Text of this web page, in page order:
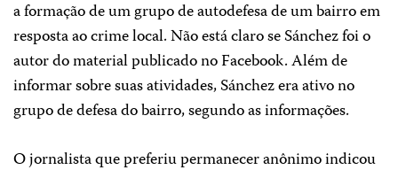
a formação de um grupo de autodefesa de um bairro em
resposta ao crime local. Não está claro se Sánchez foi o
autor do material publicado no Facebook. Além de
informar sobre suas atividades, Sánchez era ativo no
grupo de defesa do bairro, segundo as informações.
O jornalista que preferiu permanecer anônimo indicou